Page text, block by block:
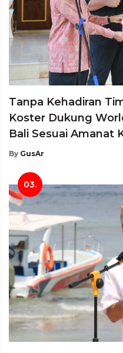
Tanpa Kehadiran
Koster Dukung
Bali Sesuai Amanat
By GusAr
03.